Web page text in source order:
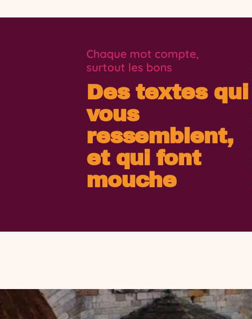
Chaque mot compte,
surtout les bons
Des textes qui
vous
ressemblent,
et qui font
mouche